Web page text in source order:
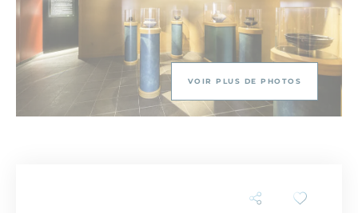
VOIR PLUS DE PHOTOS